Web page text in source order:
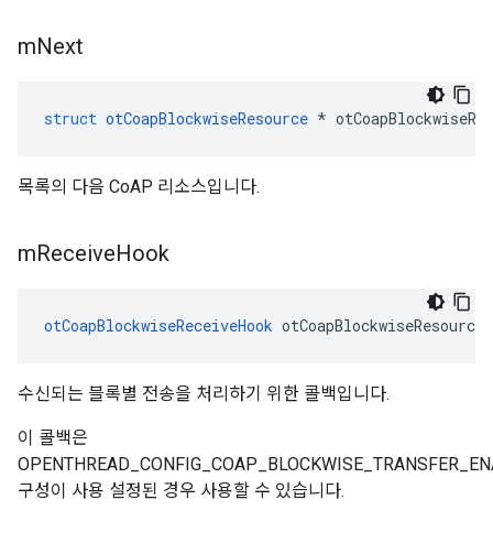
mNext
struct otCoapBlockwiseResource *
목록의 다음 CoAP 리소스입니다.
mReceiveHook
otCoapBlockwiseReceiveHook otCoapBlockwiseResource
수신되는 블록별 전송을 처리하기 위한 콜백입니다.
이 콜백은
구성이 사용 설정된 경우 사용할 수 있습니다.